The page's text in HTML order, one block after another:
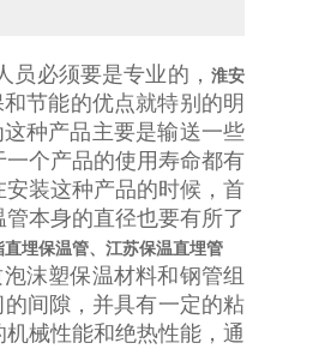
必须要是专业的， 淮安
节能的优点就特别的明
种产品主要是输送一些
个产品的使用寿命都有
装这种产品的时候，首
本身的直径也要有所了
直埋保温管、江苏保温直埋管
沫塑保温材料和钢管组
间隙，并具有一定的粘
械性能和绝热性能，通